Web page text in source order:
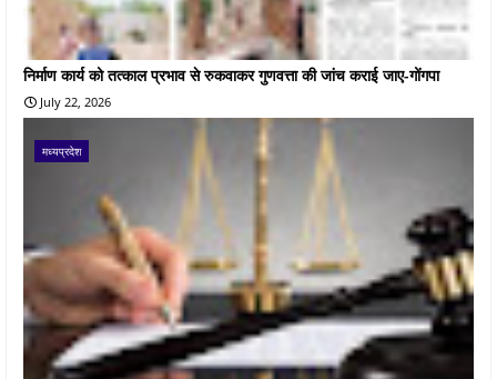
निर्माण कार्य को तत्काल प्रभाव से रुकवाकर गुणवत्ता की जांच कराई जाए-गोंगपा
July 22, 2026
मध्यप्रदेश